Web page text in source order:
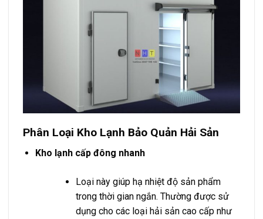
Phân Loại Kho Lạnh Bảo Quản Hải Sản
Kho lạnh cấp đông nhanh
Loại này giúp hạ nhiệt độ sản phẩm
trong thời gian ngắn. Thường được sử
dụng cho các loại hải sản cao cấp như